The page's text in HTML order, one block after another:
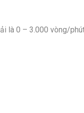
0 – 3.000 vòng/